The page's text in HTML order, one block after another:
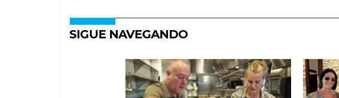
SIGUE NAVEGANDO